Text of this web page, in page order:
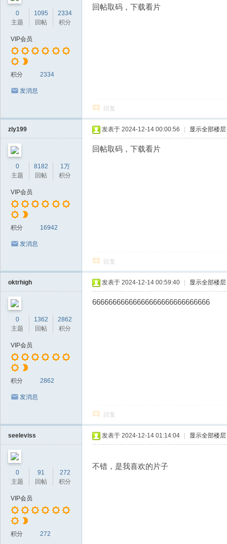
0
主题
1095
回帖
2334
积分
VIP会员
积分 2334
发消息
回帖取码，下载看片
回复
zly199
0
主题
8182
回帖
1万
积分
VIP会员
积分 16942
发消息
发表于 2024-12-14 00:00:56 显示全部楼层
回帖取码，下载看片
回复
oktrhigh
0
主题
1362
回帖
2862
积分
VIP会员
积分 2862
发消息
发表于 2024-12-14 00:59:40 显示全部楼层
66666666666666666666666666666
回复
seeleviss
0
主题
91
回帖
272
积分
VIP会员
积分 272
发表于 2024-12-14 01:14:04 显示全部楼层
不错，是我喜欢的片子